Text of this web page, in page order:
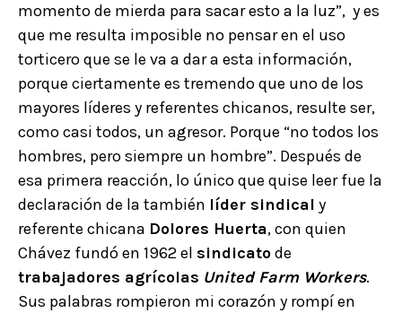
momento de mierda para sacar esto a la luz”, y es
que me resulta imposible no pensar en el uso
torticero que se le va a dar a esta información,
porque ciertamente es tremendo que uno de los
mayores líderes y referentes chicanos, resulte ser,
como casi todos, un agresor. Porque “no todos los
hombres, pero siempre un hombre”. Después de
esa primera reacción, lo único que quise leer fue la
declaración de la también líder sindical y
referente chicana Dolores Huerta, con quien
Chávez fundó en 1962 el sindicatode
trabajadores agrícolas United Farm Workers.
Sus palabras rompieron mi corazón y rompí en